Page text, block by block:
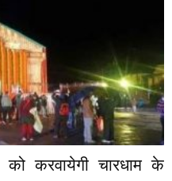
को करवायेगी चारधाम के